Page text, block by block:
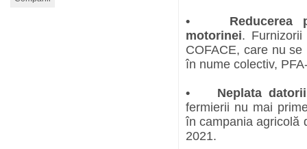
• Reducerea
motorinei.
COFACE, care nu
în nume colectiv,
• Neplata
fermierii nu mai
în campania agricolă
2021.